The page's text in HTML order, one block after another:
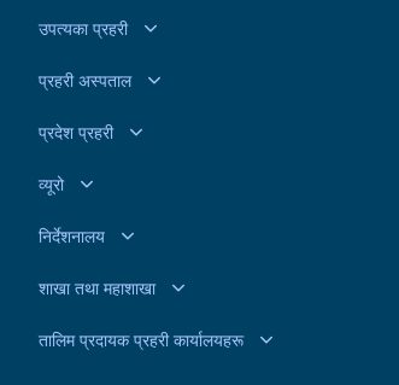
उपत्यका प्रहरी
प्रहरी अस्पताल
प्रदेश प्रहरी
व्यूरो
निर्देशनालय
शाखा तथा महाशाखा
तालिम प्रदायक प्रहरी कार्यालयहरू